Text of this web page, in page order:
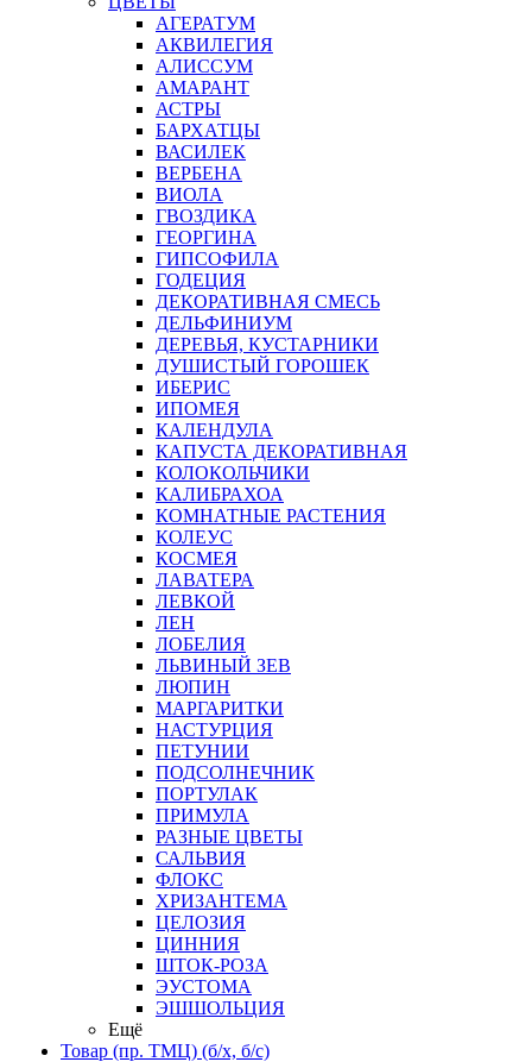
АГЕРАТУМ
АКВИЛЕГИЯ
АЛИССУМ
АМАРАНТ
АСТРЫ
БАРХАТЦЫ
ВАСИЛЕК
ВЕРБЕНА
ВИОЛА
ГВОЗДИКА
ГЕОРГИНА
ГИПСОФИЛА
ГОДЕЦИЯ
ДЕКОРАТИВНАЯ СМЕСЬ
ДЕЛЬФИНИУМ
ДЕРЕВЬЯ, КУСТАРНИКИ
ДУШИСТЫЙ ГОРОШЕК
ИБЕРИС
ИПОМЕЯ
КАЛЕНДУЛА
КАПУСТА ДЕКОРАТИВНАЯ
КОЛОКОЛЬЧИКИ
КАЛИБРАХОА
КОМНАТНЫЕ РАСТЕНИЯ
КОЛЕУС
КОСМЕЯ
ЛАВАТЕРА
ЛЕВКОЙ
ЛЕН
ЛОБЕЛИЯ
ЛЬВИНЫЙ ЗЕВ
ЛЮПИН
МАРГАРИТКИ
НАСТУРЦИЯ
ПЕТУНИИ
ПОДСОЛНЕЧНИК
ПОРТУЛАК
ПРИМУЛА
РАЗНЫЕ ЦВЕТЫ
САЛЬВИЯ
ФЛОКС
ХРИЗАНТЕМА
ЦЕЛОЗИЯ
ЦИННИЯ
ШТОК-РОЗА
ЭУСТОМА
ЭШШОЛЬЦИЯ
Ещё
Товар (пр. ТМЦ) (б/х, б/с)